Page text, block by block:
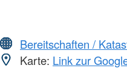
Bereitschaften /
Karte: Link zur